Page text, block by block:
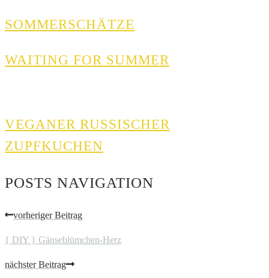
SOMMERSCHÄTZE
WAITING FOR SUMMER
VEGANER RUSSISCHER
ZUPFKUCHEN
POSTS NAVIGATION
vorheriger Beitrag
{ DIY } Gänseblümchen-Herz
nächster Beitrag